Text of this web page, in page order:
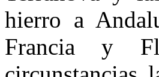
hierro a
Francia y